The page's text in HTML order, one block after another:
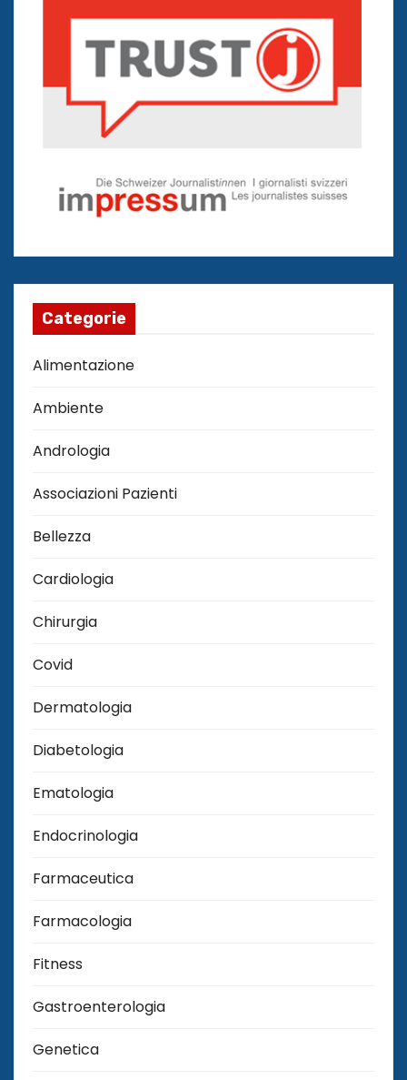
Categorie
Alimentazione
Ambiente
Andrologia
Associazioni Pazienti
Bellezza
Cardiologia
Chirurgia
Covid
Dermatologia
Diabetologia
Ematologia
Endocrinologia
Farmaceutica
Farmacologia
Fitness
Gastroenterologia
Genetica